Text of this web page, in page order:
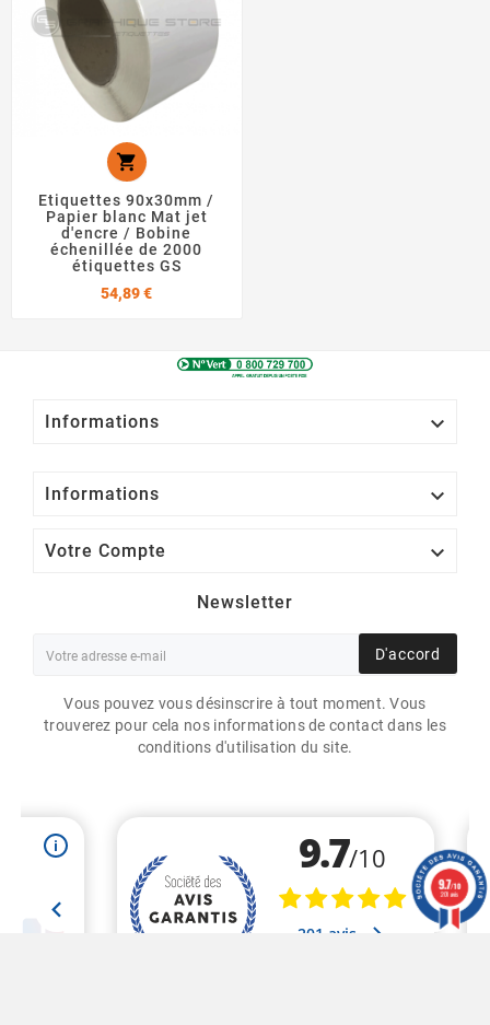

Etiquettes 90x30mm /
Papier blanc Mat jet
d'encre / Bobine
échenillée de 2000
étiquettes GS
54,89 €Prix
ROULEAU D'ETIQUETTES
30X60MM / PAPIER BLANC
MAT / 1000 ÉTIQUETTES
GS
19,70 €
21,89 €
Informations 
Informations 
Votre Compte 
Newsletter
D'accord
Vous pouvez vous désinscrire à tout moment. Vous
trouverez pour cela nos informations de contact dans les
conditions d'utilisation du site.
9.7/10
201 avis